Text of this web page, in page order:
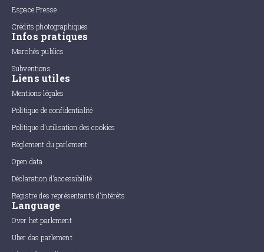
Espace Presse
Crédits photographiques
Infos pratiques
Marchés publics
Subventions
Liens utiles
Mentions légales
Politique de confidentialité
Politique d'utilisation des cookies
Règlement du parlement
Open data
Déclaration d'accessibilité
Registre des représentants d'intérêts
Language
Over het parlement
Uber das parlement